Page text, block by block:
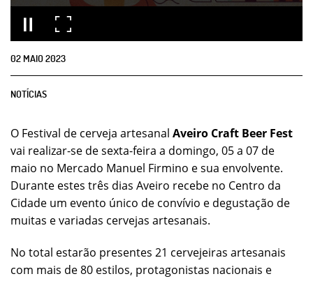
02 MAIO2023
NOTÍCIAS
O Festival de cerveja artesanal Aveiro Craft Beer Fest
vai realizar-se de sexta-feira a domingo, 05 a 07 de
maio no Mercado Manuel Firmino e sua envolvente.
Durante estes três dias Aveiro recebe no Centro da
Cidade um evento único de convívio e degustação de
muitas e variadas cervejas artesanais.
No total estarão presentes 21 cervejeiras artesanais
com mais de 80 estilos, protagonistas nacionais e